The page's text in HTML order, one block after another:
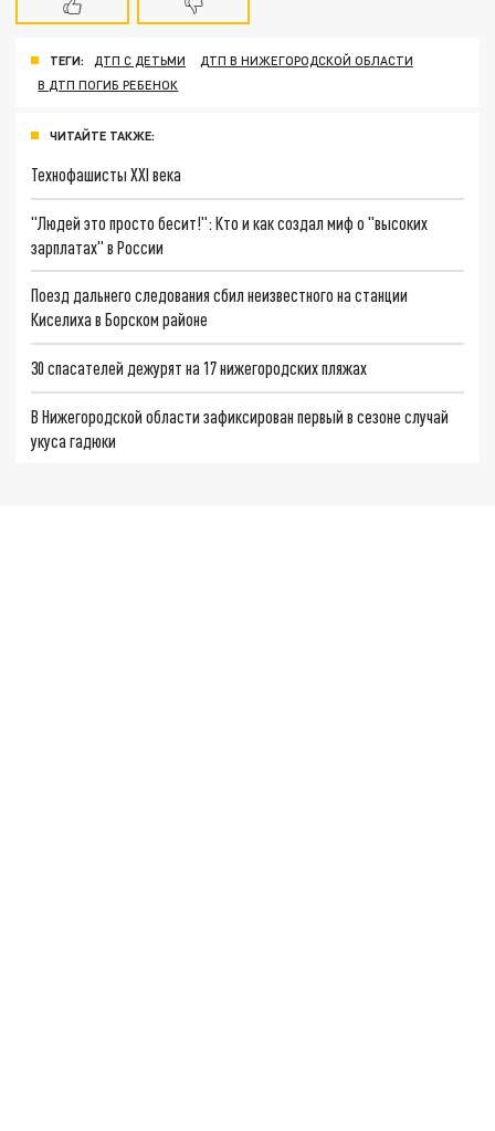
ТЕГИ: ДТП С ДЕТЬМИ
ДТП В НИЖЕГОРОДСКОЙ ОБЛАСТИ
В ДТП ПОГИБ РЕБЕНОК
ЧИТАЙТЕ ТАКЖЕ:
Технофашисты XXI века
"Людей это просто бесит!": Кто и как создал миф о "высоких
зарплатах" в России
Поезд дальнего следования сбил неизвестного на станции
Киселиха в Борском районе
30 спасателей дежурят на 17 нижегородских пляжах
В Нижегородской области зафиксирован первый в сезоне случай
укуса гадюки